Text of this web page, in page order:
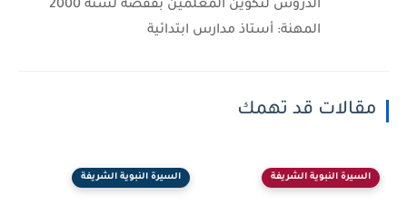
الدروس لتكوين المعلّمين بقفصة لسنة 2000
المهنة: أستاذ مدارس ابتدائية
مقالات قد تهمك
السيرة النبوية الشريفة السيرة النبوية الشريفة